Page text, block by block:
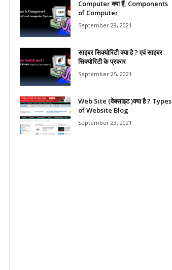
Computer क्या हैं, Components
of Computer
September 29, 2021
साइबर सिक्योरिटी क्या है ? एवं साइबर
सिक्योरिटी के प्रकार
September 25, 2021
Web Site (वेबसाइट )क्या है ? Types
of Website Blog
September 23, 2021